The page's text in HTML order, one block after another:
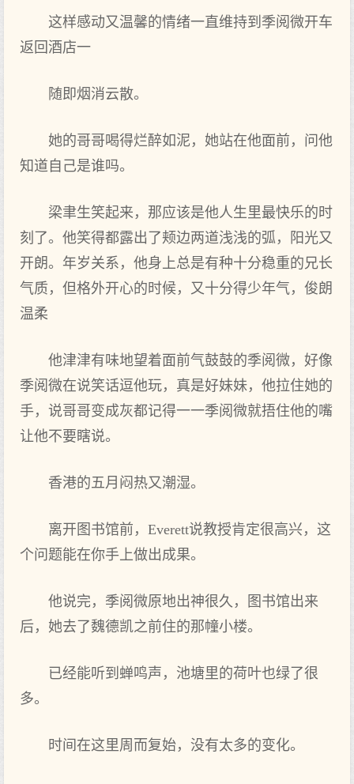
这样感动又温馨的情绪一直维持到季阅微开车
返回酒店一
随即烟消云散。
她的哥哥喝得烂醉如泥，她站在他面前，问他
知道自己是谁吗。
梁聿生笑起来，那应该是他人生里最快乐的时
刻了。他笑得都露出了颊边两道浅浅的弧，阳光又
开朗。年岁关系，他身上总是有种十分稳重的兄长
气质，但格外开心的时候，又十分得少年气，俊朗
温柔
他津津有味地望着面前气鼓鼓的季阅微，好像
季阅微在说笑话逗他玩，真是好妹妹，他拉住她的
手，说哥哥变成灰都记得一一季阅微就捂住他的嘴
让他不要瞎说。
香港的五月闷热又潮湿。
离开图书馆前，Everett说教授肯定很高兴，这
个问题能在你手上做出成果。
他说完，季阅微原地出神很久，图书馆出来
后，她去了魏德凯之前住的那幢小楼。
已经能听到蝉鸣声，池塘里的荷叶也绿了很
多。
时间在这里周而复始，没有太多的变化。